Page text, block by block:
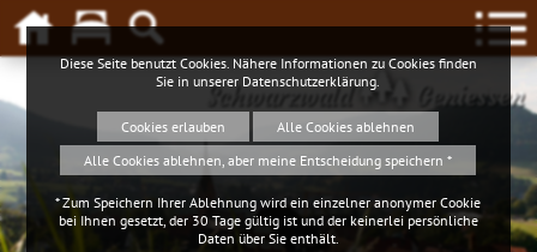
Schwarzwald Geniessen
Diese Seite benutzt Cookies. Nähere Informationen zu Cookies finden
Sie in unserer Datenschutzerklärung
Cookies erlauben
Alle Cookies ablehnen
Alle Cookies ablehnen, aber meine Entscheidung speichern *
* Zum Speichern Ihrer Ablehnung wird ein einzelner anonymer Cookie
bei Ihnen gesetzt, der 30 Tage gültig ist und der keinerlei persönliche
Daten über Sie enthält.